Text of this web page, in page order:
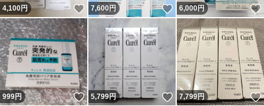
4,100円 いいね！
7,600円 いいね！
6,000円
999円 いいね！
5,799円 いいね！
7,799円